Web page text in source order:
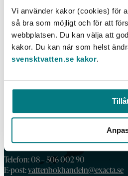
Vi använder kakor (cookies) för
så bra som möjligt och för att
webbplatsen. Du kan välja att
kakor. Du kan när som helst
svensktvatten.se kakor.
Halter av 60 spårelement i
fastställande av
LÄS MER
KONTAKT
Telefon: 08 – 506 002 90
E-post:vattenbokhandeln@exacta.se